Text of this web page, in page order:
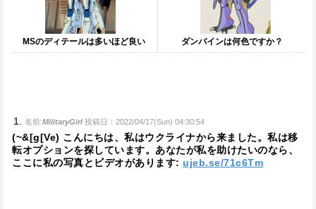
MSのディテールは多いほど良い ダンバインは何色ですか？
名前:MilitaryGirl 投稿日：2022/04/17(Sun) 04:30:54
(~&[g[Ve) こんにちは、私はウクライナから来ました。私は移
転オプションを探しています。あなたが私を助けたいのなら、
ここに私の写真とビデオがあります: ujeb.se/71c6Tm